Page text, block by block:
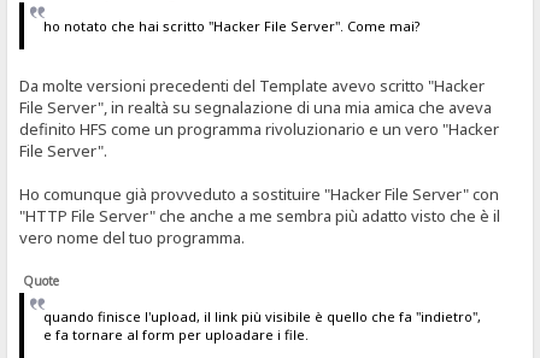
ho notato che hai scritto "Hacker File Server". Come mai?
Da molte versioni precedenti del Template avevo scritto "Hacker
File Server", in realtà su segnalazione di una mia amica che aveva
definito HFS come un programma rivoluzionario e un vero "Hacker
File Server".
Ho comunque già provveduto a sostituire "Hacker File Server" con
"HTTP File Server" che anche a me sembra più adatto visto che è il
vero nome del tuo programma.
Quote
quando finisce l'upload, il link più visibile è quello che fa "indietro",
e fa tornare al form per uploadare i file.